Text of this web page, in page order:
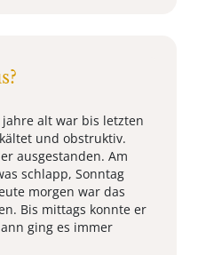
alt war bis letzten
und obstruktiv.
ausgestanden. Am
schlapp, Sonntag
morgen war das
Bis mittags konnte er
ging es immer